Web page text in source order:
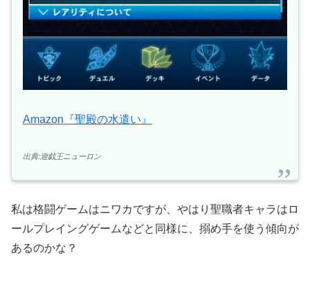
Amazon『聖殿の水遣い』
出典:遊戯王ニューロン
私は格闘ゲームはニワカですが、やはり聖職者キャラはロ
ールプレイングゲームなどと同様に、搦め手を使う傾向が
あるのかな？